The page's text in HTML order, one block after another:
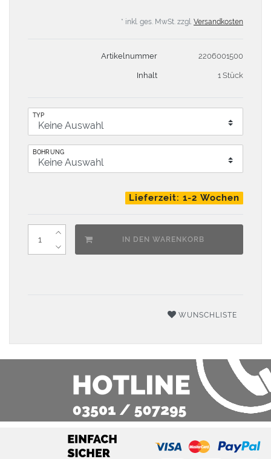
* inkl. ges. MwSt. zzgl. Versandkosten
Artikelnummer 2206001500
Inhalt 1 Stück
TYP
BOHRUNG
Lieferzeit: 1-2 Wochen
IN DEN WARENKORB
WUNSCHLISTE